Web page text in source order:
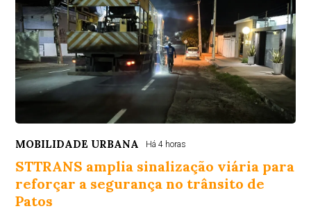
MOBILIDADE URBANA Há 4 horas
STTRANS amplia sinalização viária para
reforçar a segurança no trânsito de
Patos